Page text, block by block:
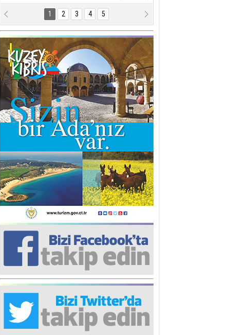
Erkut YILMABAŞAR
Bayrak tartışmaları ve ihalesiz
işler!
Arif Alasya
2015 SONRASI VE AKINCI.
Fatma Baysal
SURLAR İÇİ’NDE KOLAYDIR ÖLMEK
Ediz TUNCEL
Göz göre göre…
Taner ULUTAŞ
İnşallah St. Lois ile Hakkaido
Adası gibi olmayız !...
Ali KİŞMİR
FIRSAT VE KORKU
Turgut ÇALICI
İki Lakırdı da benden!
Yrd. Doç. Ercan HOŞKARA
Yatırım Yapmazsan Var Olamazsın:
Hedefteki Kurum Kıb-Tek
Rana Sarro
Başıma gelen skandal olayı
1 2 3 4 5